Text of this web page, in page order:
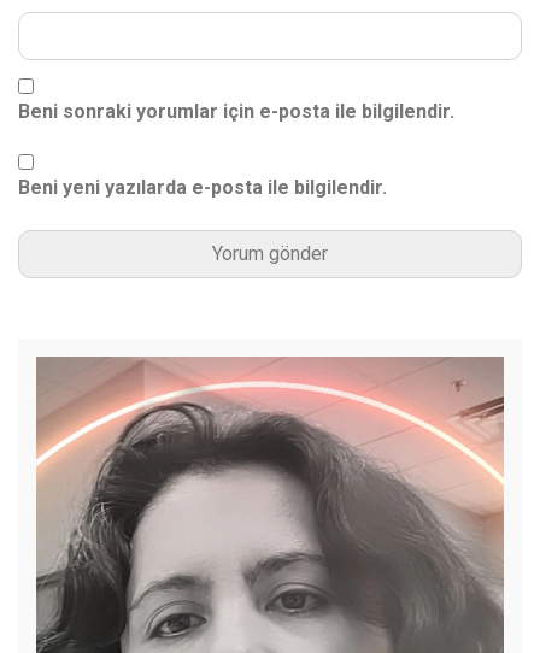
Beni sonraki yorumlar için e-posta ile bilgilendir.
Beni yeni yazılarda e-posta ile bilgilendir.